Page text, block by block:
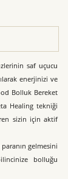
saf uçucu
enerjinizi ve
Bolluk Bereket
Healing tekniği
sizin için aktif
gelmesini
bolluğu